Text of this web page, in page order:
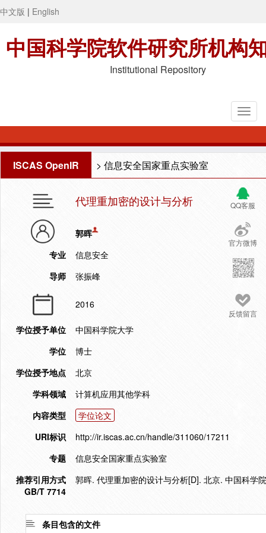
中文版 | English
中国科学院软件研究所机构
Institutional Repository
ISCAS OpenIR > 信息安全国家重点实验室
QQ客服
官方微博
反馈留言
代理重加密的设计与分析
郭晖
专业
信息安全
导师
张振峰
2016
学位授予单位
中国科学院大学
学位
博士
学位授予地点
北京
学科领域
计算机应用其他学科
内容类型
学位论文
URI标识
http://ir.iscas.ac.cn/handle/311060/17211
专题
信息安全国家重点实验室
推荐引用方式
GB/T 7714
郭晖. 代理重加密的设计与分析[D]. 北京. 中国科学
条目包含的文件